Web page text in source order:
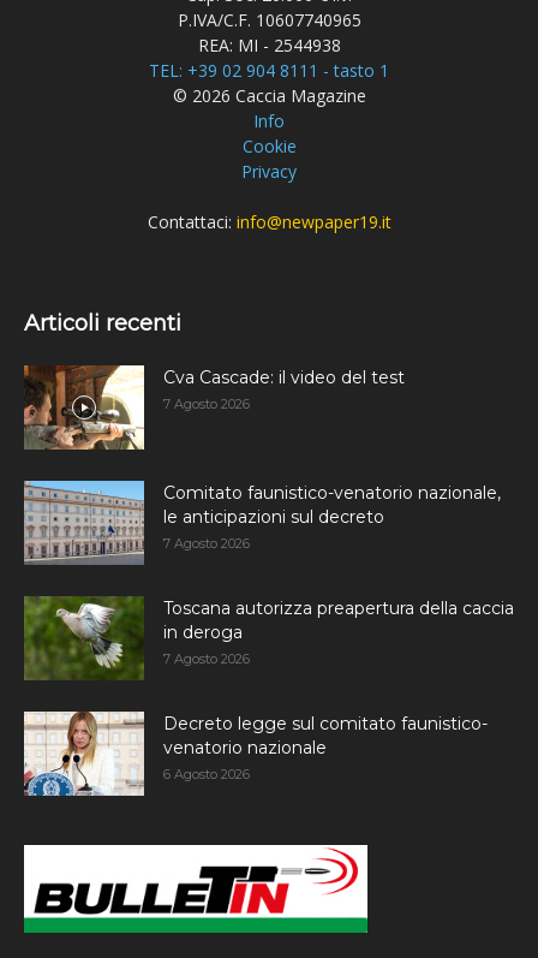
P.IVA/C.F. 10607740965
REA: MI - 2544938
TEL: +39 02 904 8111 - tasto 1
© 2026 Caccia Magazine
Info
Cookie
Privacy
Contattaci: info@newpaper19.it
Articoli recenti
Cva Cascade: il video del test
7 Agosto 2026
Comitato faunistico-venatorio nazionale,
le anticipazioni sul decreto
7 Agosto 2026
Toscana autorizza preapertura della caccia
in deroga
7 Agosto 2026
Decreto legge sul comitato faunistico-
venatorio nazionale
6 Agosto 2026